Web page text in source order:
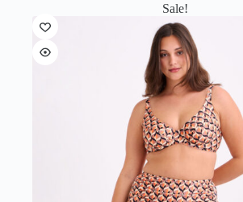
πολλαπλές
παραλλαγές.
Οι
επιλογές
μπορούν
να
επιλεγούν
στη
σελίδα
του
προϊόντος
Sale!